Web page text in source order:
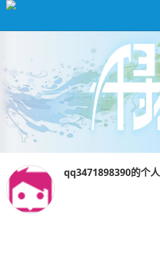
qq3471898390的个